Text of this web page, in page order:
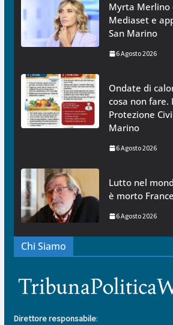
Myrta Merlino
Mediaset e
San Marino
6 Agosto 2026
Ondate di
cosa non fare.
Protezione
Marino
6 Agosto 2026
Lutto nel
è morto
6 Agosto 2026
Chi Siamo
Direttore responsabile: